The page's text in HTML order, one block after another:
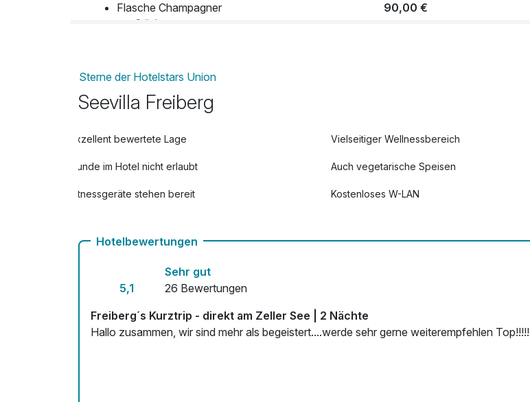
Flasche Champagner 90,00 €
pro Stück
Ganz-Körpermassage
Sterne der Hotelstars Union
Seevilla Freiberg
Exzellent bewertete Lage Vielseitiger Wellnessbereich
Hunde im Hotel nicht erlaubt Auch vegetarische Speisen
Fitnessgeräte stehen bereit Kostenloses W-LAN
Hotelbewertungen
5,1
Sehr gut
26 Bewertungen
Freiberg´s Kurztrip - direkt am Zeller See | 2 Nächte
Hallo zusammen, wir sind mehr als begeistert....werde sehr gerne weiterempfehlen Top!!!!!